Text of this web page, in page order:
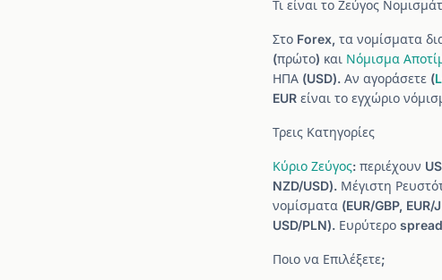
Τι είναι το Ζεύγος
Στο Forex, τα νομίσματα
(πρώτο) και Νόμισμα
ΗΠΑ (USD). Αν αγοράσετε (
EUR είναι το εγχώριο
Τρεις Κατηγορίες
Κύριο Ζεύγος: περιέχουν
NZD/USD). Μέγιστη
νομίσματα (EUR/GBP, EUR/
USD/PLN). Ευρύτερο
Ποιο να Επιλέξετε;